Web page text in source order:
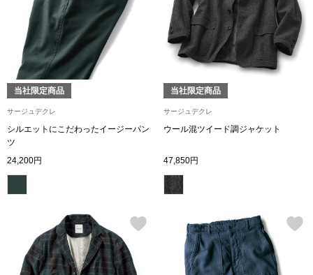
ワンピース
シャツワンピ
パンツ／スラ
ワイド･ガウチ
当社限定商品
サージュデクレ
シルエットにこだわったイージーパン
ツ
24,200円
当社限定商品
サージュデクレ
ウール混ツイード調ジャケット
47,850円